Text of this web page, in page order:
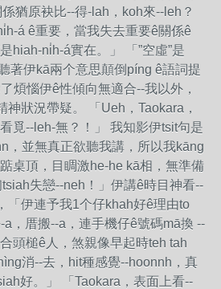
猶原袂比--得-lah，koh來--leh？
á ê重要，當我失去重要ê關係ê
hiah-ni̍h-á實在。」 「”空虛”是
著伊kā兩个意思顛倒píng ê語詞提
煩惱伊ê性傾向無適合--我以外，
神狀況帶疑。 「Ueh，Taokara，
覓--leh-無？！」 我知影伊tsit句是
，並無真正欲聽我講，所以我kāng
桌頂，目睭激he-he kā相，無準備
失戀--neh！」伊講ê時目神看--
「伊連予我1个仔khah好ê理由to
，厝搬--a，連手機仔ê號碼mā換 --
頭槌ê人，煞親像早起時teh tah
消--去，hit種感覺--hoonnh，真
好。」 「Taokara，表面上看--